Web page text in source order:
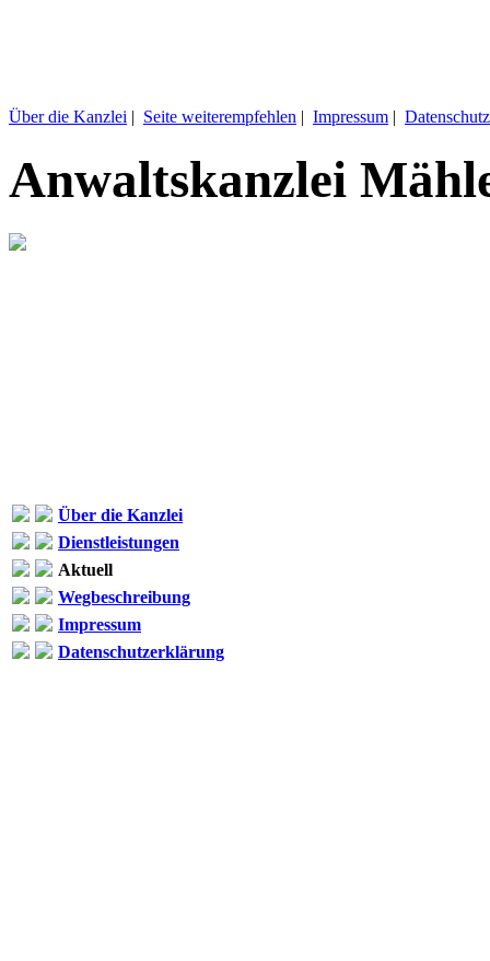
Über die Kanzlei | Seite weiterempfehlen | Impressum |
Anwaltskanzlei
Über die Kanzlei
Dienstleistungen
Aktuell
Wegbeschreibung
Impressum
Datenschutzerklärung